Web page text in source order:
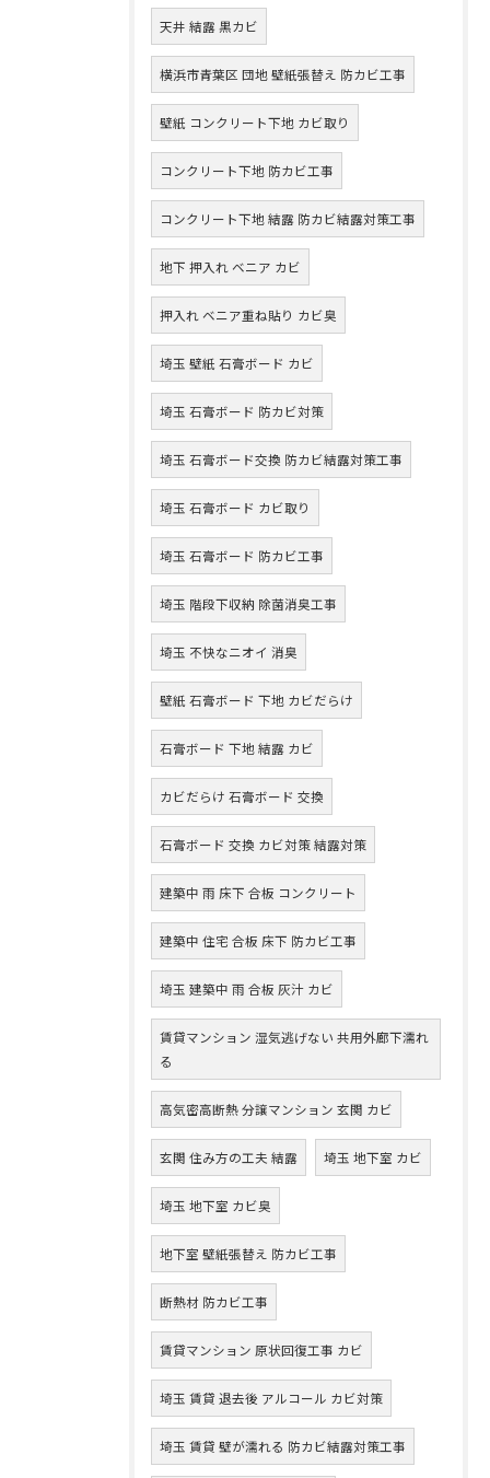
天井 結露 黒カビ
横浜市青葉区 団地 壁紙張替え 防カビ工事
壁紙 コンクリート下地 カビ取り
コンクリート下地 防カビ工事
コンクリート下地 結露 防カビ結露対策工事
地下 押入れ ベニア カビ
押入れ ベニア重ね貼り カビ臭
埼玉 壁紙 石膏ボード カビ
埼玉 石膏ボード 防カビ対策
埼玉 石膏ボード交換 防カビ結露対策工事
埼玉 石膏ボード カビ取り
埼玉 石膏ボード 防カビ工事
埼玉 階段下収納 除菌消臭工事
埼玉 不快なニオイ 消臭
壁紙 石膏ボード 下地 カビだらけ
石膏ボード 下地 結露 カビ
カビだらけ 石膏ボード 交換
石膏ボード 交換 カビ対策 結露対策
建築中 雨 床下 合板 コンクリート
建築中 住宅 合板 床下 防カビ工事
埼玉 建築中 雨 合板 灰汁 カビ
賃貸マンション 湿気逃げない 共用外廊下濡れ
る
高気密高断熱 分譲マンション 玄関 カビ
玄関 住み方の工夫 結露 埼玉 地下室 カビ
埼玉 地下室 カビ臭
地下室 壁紙張替え 防カビ工事
断熱材 防カビ工事
賃貸マンション 原状回復工事 カビ
埼玉 賃貸 退去後 アルコール カビ対策
埼玉 賃貸 壁が濡れる 防カビ結露対策工事